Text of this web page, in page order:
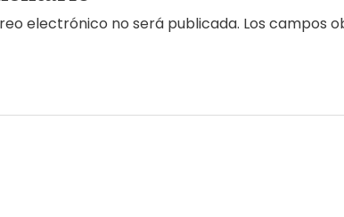
electrónico no será publicada. Los campos